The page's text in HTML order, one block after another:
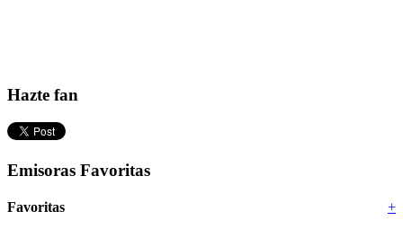
Hazte fan
Emisoras Favoritas
+
Favoritas